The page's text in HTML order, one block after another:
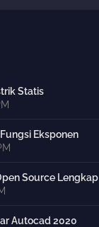
Statis
Eksponen
Source Lengkap
Autocad 2020